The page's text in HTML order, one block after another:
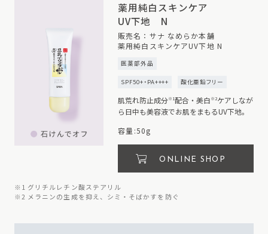
薬用純白スキンケア
UV下地 N
販売名：サナ なめらか本舗
薬用純白スキンケアUV下地 N
医薬部外品
SPF50+・PA++++ 酸化亜鉛フリー
肌荒れ防止成分※1配合・美白 ※2ケアしなが
ら日中も美容液でお肌をまもるUV下地。
容量:50g
ONLINE SHOP
※1 グリチルレチン酸ステアリル
※2 メラニンの生成を抑え、シミ・そばかすを防ぐ